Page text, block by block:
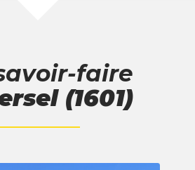
faire
(1601)